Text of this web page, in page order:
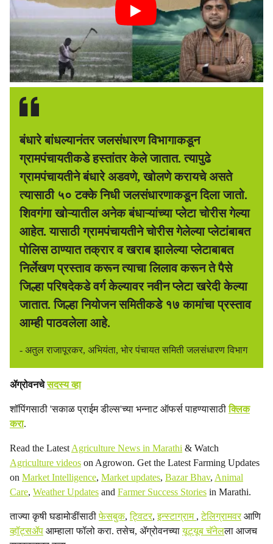
बंधारे बांधल्यानंतर जलसंधारण विभागाकडून
ग्रामपंचायतीकडे हस्तांतर केले जातात. त्यापुढे
ग्रामपंचायतीने बंधारे अडवणे, खोलणे करायचे असते
त्यासाठी ५० टक्के निधी जलसंधारणाकडून दिला जातो.
शिवगंगा खोऱ्यातील अनेक बंधाऱ्यांच्या प्लेटा चोरीस गेल्या
आहेत. यासाठी ग्रामपंचायतीने चोरीस गेलेल्या प्लेटांबाबत
पोलिस ठाण्यात तक्रार व खराब झालेल्या प्लेटाबाबत
निर्लेखण प्रस्ताव करून त्याचा लिलाव करून ते पैसे
जिल्हा परिषदेकडे वर्ग केल्यावर नवीन प्लेटा खरेदी केल्या
जातात. जिल्हा नियोजन समितीकडे १७ कामांचा प्रस्ताव
आम्ही पाठवलेला आहे.
- अतुल राजापूरकर, अभियंता, भोर पंचायत समिती जलसंधारण विभाग
ॲग्रोवनचेसदस्य व्हा
शॉपिंगसाठी 'सकाळ प्राईम डील्स'च्या भन्नाट ऑफर्स पाहण्यासाठीक्लिक
करा.
Read the Latest Agriculture News in Marathi & Watch
Agriculture videos on Agrowon. Get the Latest Farming Updates
on Market Intelligence, Market updates, Bazar Bhav, Animal
Care, Weather Updates and Farmer Success Stories in Marathi.
ताज्या कृषी घडामोडींसाठीफेसबुक,ट्विटर,इन्स्टाग्राम ,टेलिग्रामवरआणि
व्हॉट्सॲप आम्हाला फॉलो करा. तसेच, ॲग्रोवनच्यायूट्यूब चॅनेलला आजच